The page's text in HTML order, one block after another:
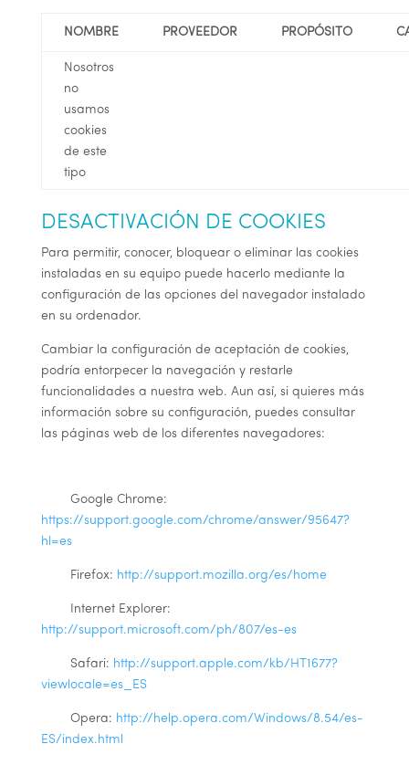
NOMBRE PROVEEDOR PROPÓSITO
Nosotros
no
usamos
cookies
de este
tipo
DESACTIVACIÓN DE COOKIES
Para permitir, conocer, bloquear o eliminar las cookies
instaladas en su equipo puede hacerlo mediante la
configuración de las opciones del navegador instalado
en su ordenador.
Cambiar la configuración de aceptación de cookies,
podría entorpecer la navegación y restarle
funcionalidades a nuestra web. Aun así, si quieres más
información sobre su configuración, puedes consultar
las páginas web de los diferentes navegadores:
Google Chrome:
https://support.google.com/chrome/answer/95647?
hl=es
Firefox: http://support.mozilla.org/es/home
Internet Explorer:
http://support.microsoft.com/ph/807/es-es
Safari: http://support.apple.com/kb/HT1677?
viewlocale=es_ES
Opera: http://help.opera.com/Windows/8.54/es-
ES/index.html